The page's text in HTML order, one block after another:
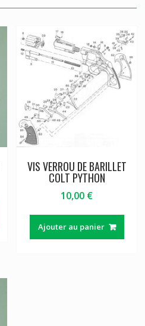
VIS VERROU DE BARILLET
COLT PYTHON
10,00 €
Ajouter au panier